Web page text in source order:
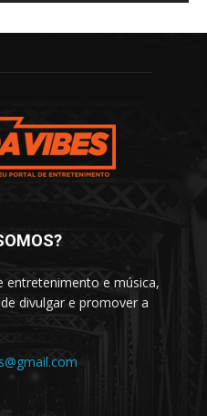
entretenimento e música,
divulgar e promover a